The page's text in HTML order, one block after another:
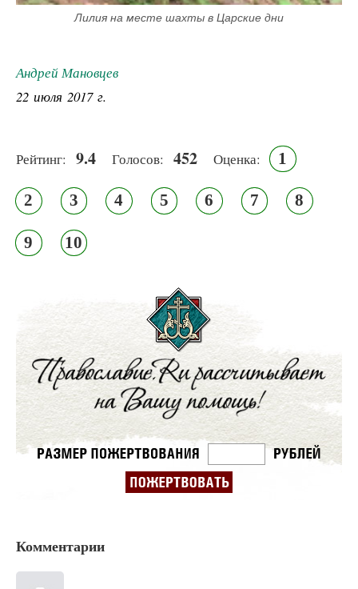
Лилия на месте шахты в Царские дни
Андрей Мановцев
22 июля 2017 г.
Рейтинг: 9.4 Голосов: 452 Оценка: 1
2 3 4 5 6 7 8
9 10
Комментарии